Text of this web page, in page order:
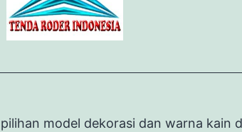
model dekorasi dan warna kain